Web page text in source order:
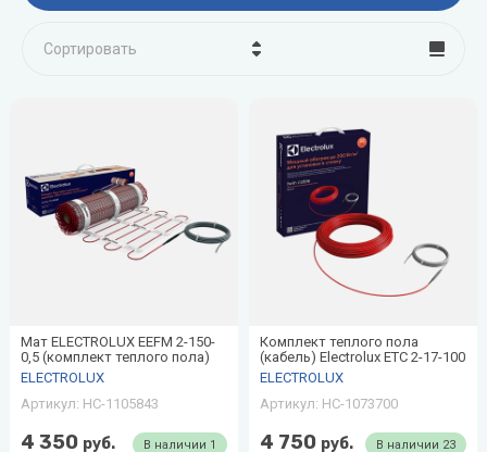
Сортировать
Название - Я-А
Название - А-Я
Мат ELECTROLUX EEFM 2-150-
0,5 (комплект теплого пола)
ELECTROLUX
Артикул: НС-1105843
В наличии 1
4 350 руб.
Комплект теплого пола
(кабель) Electrolux ETC 2-17-100
ELECTROLUX
Артикул: НС-1073700
В наличии 23
4 750 руб.